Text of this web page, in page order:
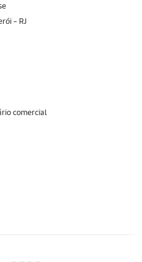
- RJ
comercial